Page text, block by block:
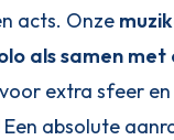
acts. Onze
als samen met
extra sfeer en
Een absolute